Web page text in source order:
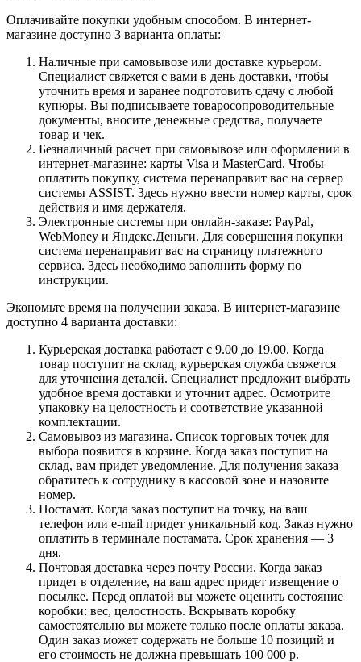
Оплачивайте покупки удобным способом. В интернет-
магазине доступно 3 варианта оплаты:
Наличные при самовывозе или доставке курьером.
Специалист свяжется с вами в день доставки, чтобы
уточнить время и заранее подготовить сдачу с любой
купюры. Вы подписываете товаросопроводительные
документы, вносите денежные средства, получаете
товар и чек.
Безналичный расчет при самовывозе или оформлении в
интернет-магазине: карты Visa и MasterCard. Чтобы
оплатить покупку, система перенаправит вас на сервер
системы ASSIST. Здесь нужно ввести номер карты, срок
действия и имя держателя.
Электронные системы при онлайн-заказе: PayPal,
WebMoney и Яндекс.Деньги. Для совершения покупки
система перенаправит вас на страницу платежного
сервиса. Здесь необходимо заполнить форму по
инструкции.
Экономьте время на получении заказа. В интернет-магазине
доступно 4 варианта доставки:
Курьерская доставка работает с 9.00 до 19.00. Когда
товар поступит на склад, курьерская служба свяжется
для уточнения деталей. Специалист предложит выбрать
удобное время доставки и уточнит адрес. Осмотрите
упаковку на целостность и соответствие указанной
комплектации.
Самовывоз из магазина. Список торговых точек для
выбора появится в корзине. Когда заказ поступит на
склад, вам придет уведомление. Для получения заказа
обратитесь к сотруднику в кассовой зоне и назовите
номер.
Постамат. Когда заказ поступит на точку, на ваш
телефон или e-mail придет уникальный код. Заказ нужно
оплатить в терминале постамата. Срок хранения — 3
дня.
Почтовая доставка через почту России. Когда заказ
придет в отделение, на ваш адрес придет извещение о
посылке. Перед оплатой вы можете оценить состояние
коробки: вес, целостность. Вскрывать коробку
самостоятельно вы можете только после оплаты заказа.
Один заказ может содержать не больше 10 позиций и
его стоимость не должна превышать 100 000 р.